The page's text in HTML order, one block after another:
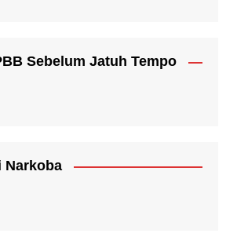
Sebelum Jatuh Tempo
Narkoba